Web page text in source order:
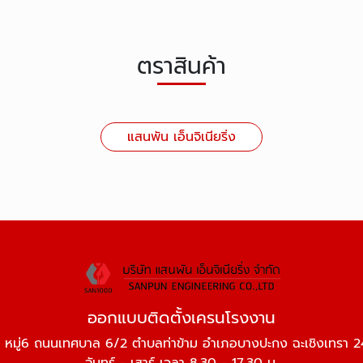
ตราสินค้า
แสนพัน เอ็นจิเนียริ่ง
ออกแบบติดตั้งเครนโรงงาน
มู่6 ถนนเทศบาล 6/2 ตำบลท่าข้าม อำเภอบางปะกง ฉะเชิงเทรา